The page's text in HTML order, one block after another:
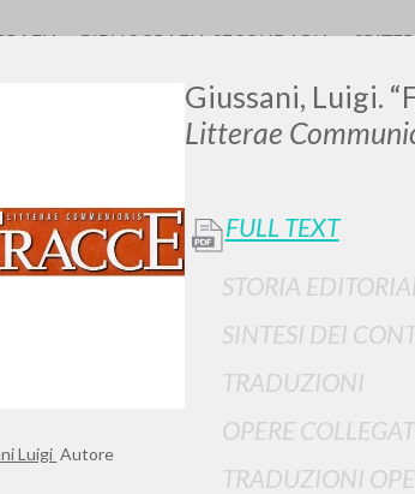
Luigi Autore
Giussani, Luigi.
Litterae
FULL TEXT
STORIA
SINTESI DEI
TRADUZIONI
OPERE
TRADUZIONI
BIBLIOGRAFIA SECONDARIA